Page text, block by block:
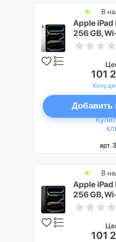
Apple iPad
256 GB,
В
101
Хочу
Добавить
арт.
Apple iPad
256 GB,
Черный
В
101